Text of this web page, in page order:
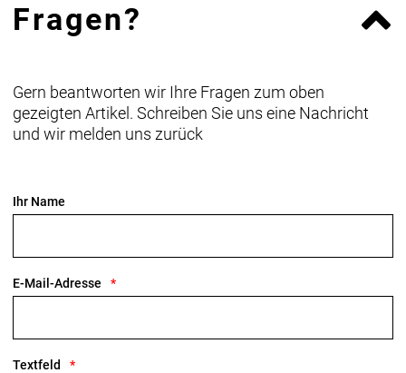
Fragen?
Gern beantworten wir Ihre Fragen zum oben
gezeigten Artikel. Schreiben Sie uns eine Nachricht
und wir melden uns zurück
Ihr Name
E-Mail-Adresse
Textfeld